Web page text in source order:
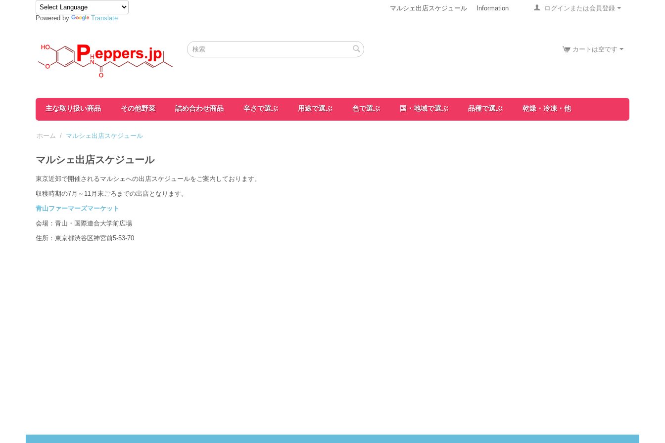
Powered by Translate
ログインまたは会員登録
マルシェ出店スケジュール Information
カートは空です
主な取り扱い商品 その他野菜 詰め合わせ商品 辛さで選ぶ 用途で選ぶ 色で選ぶ 国・地域で選ぶ 品種で選ぶ 乾燥・冷凍・他
ホーム / マルシェ出店スケジュール
マルシェ出店スケジュール
東京近郊で開催されるマルシェへの出店スケジュールをご案内しております。
収穫時期の7月～11月末ごろまでの出店となります。
青山ファーマーズマーケット
会場：青山・国際連合大学前広場
住所：東京都渋谷区神宮前5-53-70